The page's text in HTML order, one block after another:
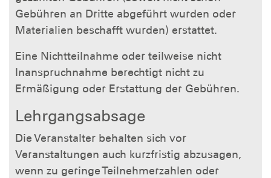
Gebühren an Dritte abgeführt wurden oder
Materialien beschafft wurden) erstattet.
Eine Nichtteilnahme oder teilweise nicht
Inanspruchnahme berechtigt nicht zu
Ermäßigung oder Erstattung der Gebühren.
Lehrgangsabsage
Die Veranstalter behalten sich vor
Veranstaltungen auch kurzfristig abzusagen,
wenn zu geringe Teilnehmerzahlen oder